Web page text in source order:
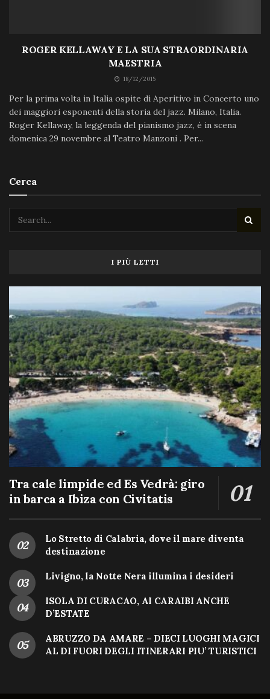
ROGER KELLAWAY E LA SUA STRAORDINARIA
MAESTRIA
18/12/2015
Per la prima volta in Italia ospite di Aperitivo in Concerto uno
dei maggiori esponenti della storia del jazz. Milano, Italia.
Roger Kellaway, la leggenda del pianismo jazz, è in scena
domenica 29 novembre al Teatro Manzoni . Per...
Cerca
I PIÙ LETTI
Tra cale limpide ed Es Vedrà: giro
in barca a Ibiza con Civitatis
Lo Stretto di Calabria, dove il mare diventa
destinazione
Livigno, la Notte Nera illumina i desideri
ISOLA DI CURACAO, AI CARAIBI ANCHE
D’ESTATE
ABRUZZO DA AMARE – DIECI LUOGHI MAGICI
AL DI FUORI DEGLI ITINERARI PIU’ TURISTICI